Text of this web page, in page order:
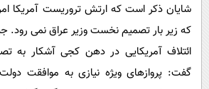
شایان ذکر است که ارتش تروریست آمریکا
که زیر بار تصمیم نخست وزیر عراق نمی رود.
ائتلاف آمریکایی در دهن کجی آشکار به
گفت: پروازهای ویژه نیازی به موافقت